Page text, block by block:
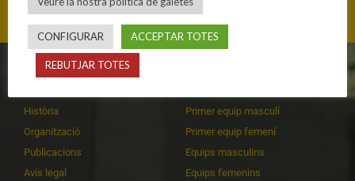
CLUB
Història
Organització
Publicacions
Avís legal
Primer equip masculí
Primer equip femení
Equips masculins
Equips femenins
CONFIGURAR ACCEPTAR TOTES
REBUTJAR TOTES